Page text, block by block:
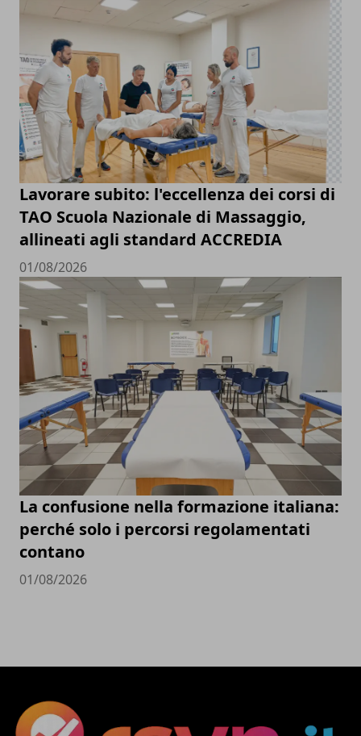
Lavorare subito: l'eccellenza dei corsi di
TAO Scuola Nazionale di Massaggio,
allineati agli standard ACCREDIA
01/08/2026
La confusione nella formazione italiana:
perché solo i percorsi regolamentati
contano
01/08/2026